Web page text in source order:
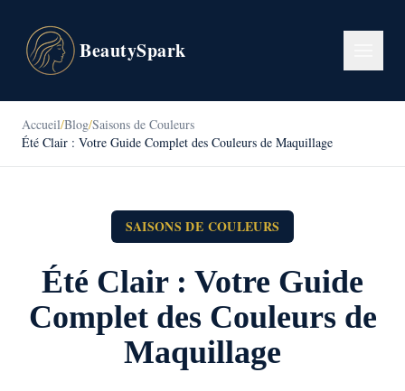
BeautySpark
Accueil/Blog/Saisons de Couleurs
Été Clair : Votre Guide Complet des Couleurs de Maquillage
SAISONS DE COULEURS
Été Clair : Votre Guide
Complet des Couleurs de
Maquillage